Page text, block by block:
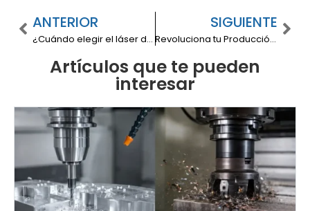
ANTERIOR
¿Cuándo elegir el láser de fibra óptica sobre una máquina de corte plasma?
SIGUIENTE
Revoluciona tu Producción: Tipos de Centros de Mecanizado que Debes Conocer
Artículos que te pueden
interesar